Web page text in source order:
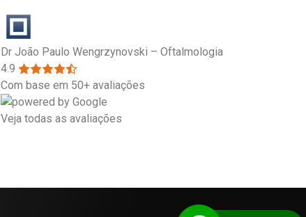
Dr João Paulo Wengrzynovski – Oftalmologia
4.9
Com base em 50+ avaliações
Veja todas as avaliações